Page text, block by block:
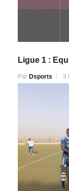
Ligue 1 :
Par Dsports 3